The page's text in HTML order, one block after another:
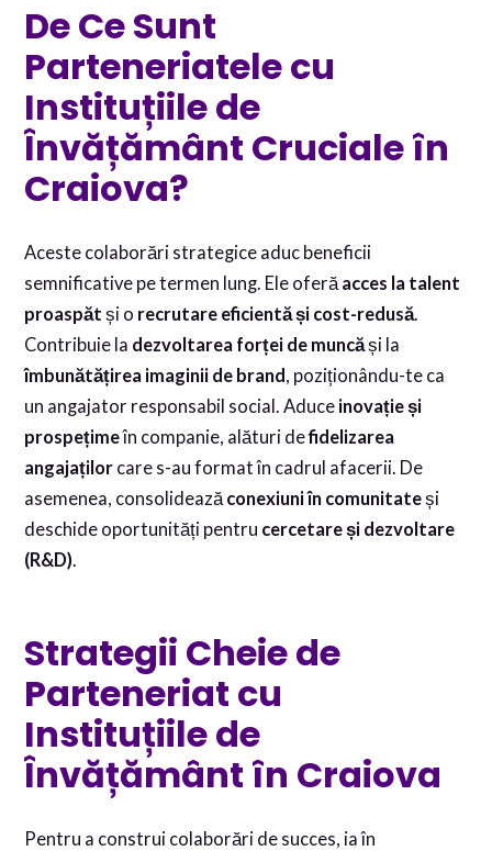
De Ce Sunt
Parteneriatele cu
Instituțiile de
Învățământ Cruciale în
Craiova?
Aceste colaborări strategice aduc beneficii
semnificative pe termen lung. Ele oferăacces la talent
proaspăt și o recrutare eficientă și cost-redusă.
Contribuie la dezvoltarea forței de muncăși la
îmbunătățirea imaginii de brand, poziționându-te ca
un angajator responsabil social. Aduce inovație și
prospețimeîn companie, alături defidelizarea
angajaților care s-au format în cadrul afacerii. De
asemenea, consolideazăconexiuni în comunitateși
deschide oportunități pentru cercetare și dezvoltare
(R&D).
Strategii Cheie de
Parteneriat cu
Instituțiile de
Învățământ în Craiova
Pentru a construi colaborări de succes, ia în